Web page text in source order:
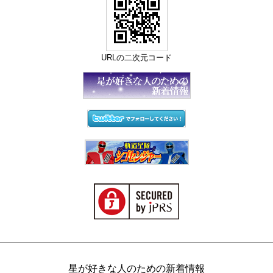
URLの二次元コード
星が好きな人のための新着情報